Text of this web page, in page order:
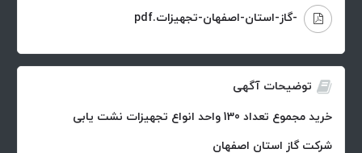
-گاز-استان-اصفهان-تجهیزات.pdf
توضیحات آگهی
خرید مجموع تعداد 130 واحد انواع تجهیزات نشت یابی
شرکت گاز استان اصفهان